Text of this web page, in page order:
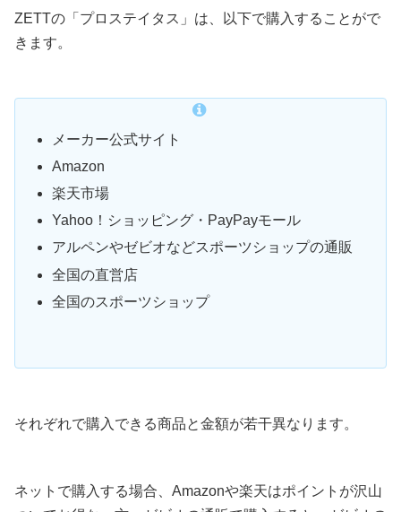
ZETTの「プロステイタス」は、以下で購入することがで
きます。
メーカー公式サイト
Amazon
楽天市場
Yahoo！ショッピング・PayPayモール
アルペンやゼビオなどスポーツショップの通販
全国の直営店
全国のスポーツショップ
それぞれで購入できる商品と金額が若干異なります。
ネットで購入する場合、Amazonや楽天はポイントが沢山